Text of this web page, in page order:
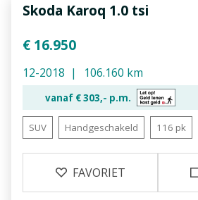
Skoda Karoq 1.0 tsi
€ 16.950
12-2018 106.160 km
vanaf €303,- p.m.
SUV Handgeschakeld 116 pk
FAVORIET